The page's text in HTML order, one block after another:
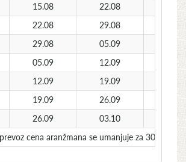
15.08 22.08
22.08 29.08
29.08 05.09
05.09 12.09
12.09 19.09
19.09 26.09
26.09 03.10
cena aranžmana se umanjuje za 30€ po